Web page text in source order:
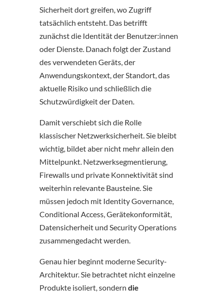
Sicherheit dort greifen, wo Zugriff
tatsächlich entsteht. Das betrifft
zunächst die Identität der Benutzer:innen
oder Dienste. Danach folgt der Zustand
des verwendeten Geräts, der
Anwendungskontext, der Standort, das
aktuelle Risiko und schließlich die
Schutzwürdigkeit der Daten.
Damit verschiebt sich die Rolle
klassischer Netzwerksicherheit. Sie bleibt
wichtig, bildet aber nicht mehr allein den
Mittelpunkt. Netzwerksegmentierung,
Firewalls und private Konnektivität sind
weiterhin relevante Bausteine. Sie
müssen jedoch mit Identity Governance,
Conditional Access, Gerätekonformität,
Datensicherheit und Security Operations
zusammengedacht werden.
Genau hier beginnt moderne Security-
Architektur. Sie betrachtet nicht einzelne
Produkte isoliert, sondern die